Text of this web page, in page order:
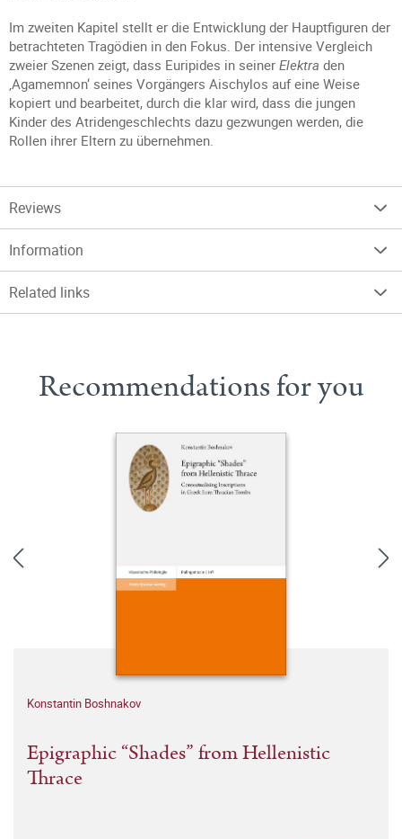
Im zweiten Kapitel stellt er die Entwicklung der Hauptfiguren der
betrachteten Tragödien in den Fokus. Der intensive Vergleich
zweier Szenen zeigt, dass Euripides in seiner Elektra den
‚Agamemnon‘ seines Vorgängers Aischylos auf eine Weise
kopiert und bearbeitet, durch die klar wird, dass die jungen
Kinder des Atridengeschlechts dazu gezwungen werden, die
Rollen ihrer Eltern zu übernehmen.
Reviews
Information
Related links
Recommendations for you
Konstantin Boshnakov
Epigraphic “Shades” from Hellenistic
Thrace